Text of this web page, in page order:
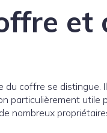
et
du coffre se distingue.
particulièrement utile
nombreux